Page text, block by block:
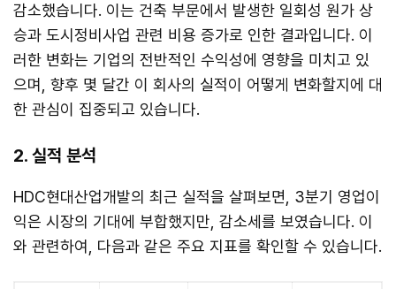
감소했습니다. 이는 건축 부문에서 발생한 일회성 원가 상
승과 도시정비사업 관련 비용 증가로 인한 결과입니다. 이
러한 변화는 기업의 전반적인 수익성에 영향을 미치고 있
으며, 향후 몇 달간 이 회사의 실적이 어떻게 변화할지에 대
한 관심이 집중되고 있습니다.
2. 실적 분석
HDC현대산업개발의 최근 실적을 살펴보면, 3분기 영업이
익은 시장의 기대에 부합했지만, 감소세를 보였습니다. 이
와 관련하여, 다음과 같은 주요 지표를 확인할 수 있습니다.